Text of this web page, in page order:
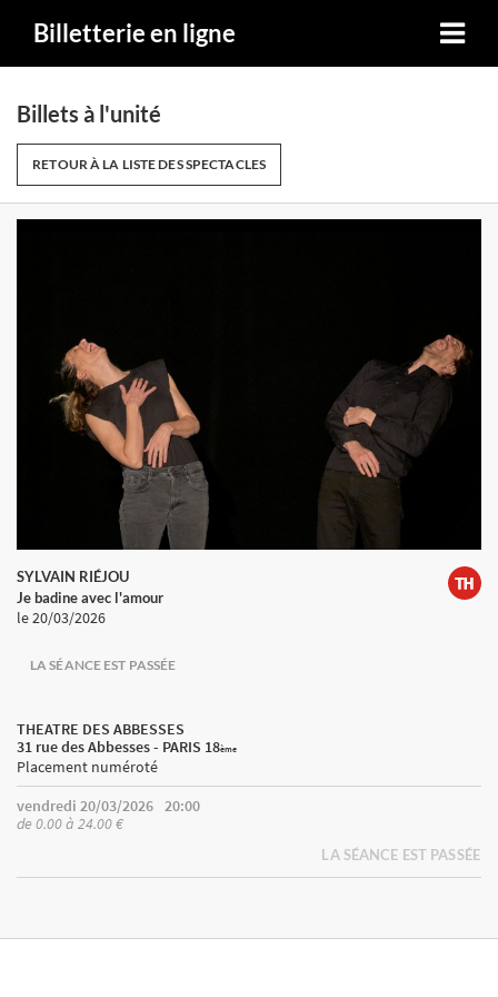
Billetterie en ligne
Billets à l'unité
RETOUR À LA LISTE DES SPECTACLES
SYLVAIN RIÉJOU
Je badine avec l'amour
le 20/03/2026
LA SÉANCE EST PASSÉE
THEATRE DES ABBESSES
31 rue des Abbesses - PARIS 18ème
Placement numéroté
vendredi 20/03/2026 20:00
de 0.00 à 24.00 €
LA SÉANCE EST PASSÉE